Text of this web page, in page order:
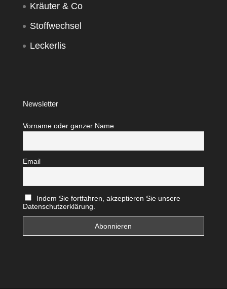
Kräuter & Co
Stoffwechsel
Leckerlis
Newsletter
Vorname oder ganzer Name
Email
Indem Sie fortfahren, akzeptieren Sie unsere
Datenschutzerklärung.